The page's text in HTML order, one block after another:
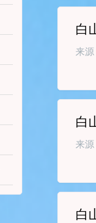
白
来
白
来
白